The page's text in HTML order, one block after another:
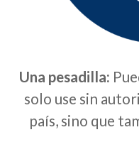
Una pesadilla:
solo use sin
país, sino que